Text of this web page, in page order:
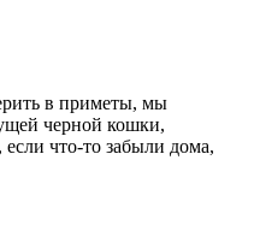
в приметы, мы
черной кошки,
что-то забыли дома,